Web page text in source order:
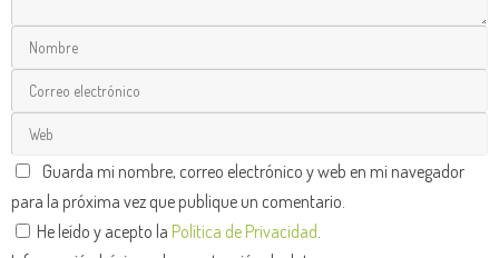
Guarda mi nombre, correo electrónico y web en mi navegador
para la próxima vez que publique un comentario.
He leído y acepto la Política de Privacidad